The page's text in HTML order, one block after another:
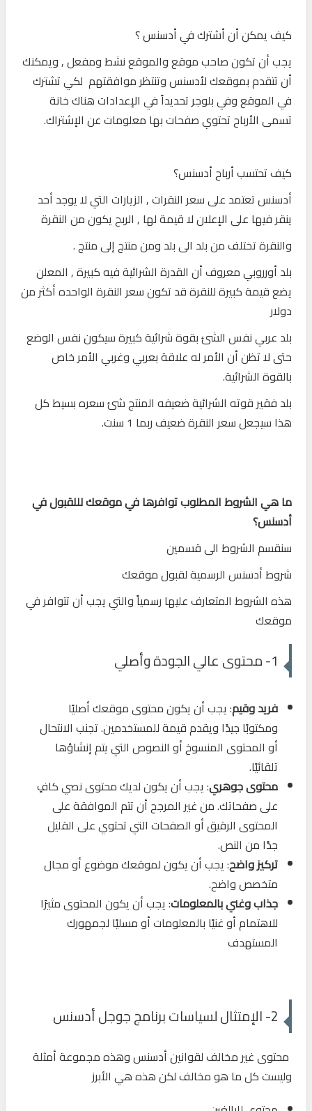
كيف يمكن أن أشترك في أدسنس ؟
يجب أن تكون صاحب موقع والموقع نشط ومفعل , ويمكنك
أن تتقدم بموقعك لأدسنس وتنتظر موافقتهم لكي تشترك
في الموقع وفي بلوجر تحديداً في الإعدادات هناك خانة
تسمى الأرباح تحتوي صفحات بها معلومات عن الإشتراك.
كيف تحتسب أرباح أدسنس؟
أدسنس تعتمد على سعر النقرات , الزيارات التي لا يوجد أحد
ينقر فيها على الإعلان لا قيمة لها , الربح يكون من النقرة
والنقرة تختلف من بلد الى بلد ومن منتج إلى منتج .
بلد أورروبي معروف أن القدرة الشرائية فيه كبيرة , المعلن
يضع قيمة كبيرة للنقرة قد تكون سعر النقرة الواحده أكثر من
دولار
بلد عربي نفس الشئ بقوة شرائية كبيرة سيكون نفس الوضع
حتى لا تظن أن الأمر له علاقة بعربي وغربي الأمر خاص
بالقوة الشرائية.
بلد فقير قوته الشرائية ضعيفه المنتج شئ سعره بسيط كل
هذا سيجعل سعر النقرة ضعيف ربما 1 سنت.
ما هي الشروط المطلوب توافرها في موقعك لللقبول في
أدسنس؟
سنقسم الشروط الى قسمين
شروط أدسنس الرسمية لقبول موقعك
هذه الشروط المتعارف عليها رسمياً والتي يجب أن تتوافر في
موقعك
1- محتوى عالي الجودة وأصلي
فريد وقيم: يجب أن يكون محتوى موقعك أصليًا
ومكتوبًا جيدًا ويقدم قيمة للمستخدمين. تجنب الانتحال
أو المحتوى المنسوخ أو النصوص التي يتم إنشاؤها
تلقائيًا.
محتوى جوهري: يجب أن يكون لديك محتوى نصي كافٍ
على صفحاتك. من غير المرجح أن تتم الموافقة على
المحتوى الرقيق أو الصفحات التي تحتوي على القليل
جدًا من النص.
تركيز واضح: يجب أن يكون لموقعك موضوع أو مجال
متخصص واضح.
جذاب وغني بالمعلومات: يجب أن يكون المحتوى مثيرًا
للاهتمام أو غنيًا بالمعلومات أو مسليًا لجمهورك
المستهدف
2- الإمتثال لسياسات برنامج جوجل أدسنس
محتوى غير مخالف لقوانين أدسنس وهذه مجموعة أمثلة
وليست كل ما هو مخالف لكن هذه هي الأبرز